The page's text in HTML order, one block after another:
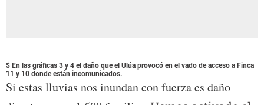
$ En las gráficas 3 y 4 el daño que el Ulúa provocó en el vado de acceso a Finca
11 y 10 donde están incomunicados.
Si estas lluvias nos inundan con fuerza es daño